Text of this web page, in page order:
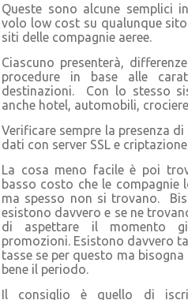
Queste sono alcune semplici
volo low cost su qualunque
siti delle compagnie aeree.
Ciascuno presenterà,
procedure in base alle
destinazioni. Con lo stesso
anche hotel, automobili,
Verificare sempre la presenza
dati con server SSL e
La cosa meno facile è poi
basso costo che le
ma spesso non si trovano.
esistono davvero e se ne
di aspettare il momento
promozioni. Esistono davvero
tasse se per questo ma
bene il periodo.
Il consiglio è quello di